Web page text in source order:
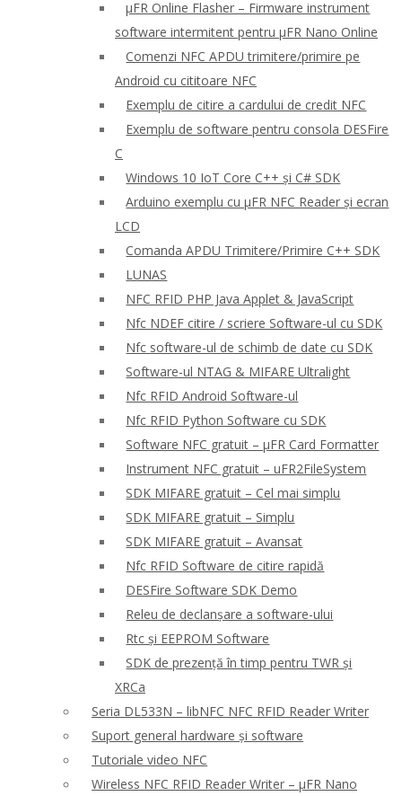
μFR Online Flasher – Firmware instrument
software intermitent pentru μFR Nano Online
Comenzi NFC APDU trimitere/primire pe
Android cu cititoare NFC
Exemplu de citire a cardului de credit NFC
Exemplu de software pentru consola DESFire
C
Windows 10 IoT Core C++ și C# SDK
Arduino exemplu cu μFR NFC Reader și ecran
LCD
Comanda APDU Trimitere/Primire C++ SDK
LUNAS
NFC RFID PHP Java Applet & JavaScript
Nfc NDEF citire / scriere Software-ul cu SDK
Nfc software-ul de schimb de date cu SDK
Software-ul NTAG & MIFARE Ultralight
Nfc RFID Android Software-ul
Nfc RFID Python Software cu SDK
Software NFC gratuit – μFR Card Formatter
Instrument NFC gratuit – uFR2FileSystem
SDK MIFARE gratuit – Cel mai simplu
SDK MIFARE gratuit – Simplu
SDK MIFARE gratuit – Avansat
Nfc RFID Software de citire rapidă
DESFire Software SDK Demo
Releu de declanșare a software-ului
Rtc și EEPROM Software
SDK de prezență în timp pentru TWR și
XRCa
Seria DL533N – libNFC NFC RFID Reader Writer
Suport general hardware și software
Tutoriale video NFC
Wireless NFC RFID Reader Writer – μFR Nano